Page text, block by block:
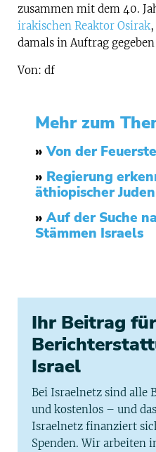
zusammen mit dem 40.
irakischen Reaktor Osirak
damals in Auftrag
Von: df
Mehr zum
»Von der
» Regierung
äthiopischer
»Auf der Suche
Stämmen Israels
Ihr Beitrag
Israel
Bei Israelnetz sind alle
und kostenlos – und
Israelnetz finanziert
Spenden. Wir arbeiten